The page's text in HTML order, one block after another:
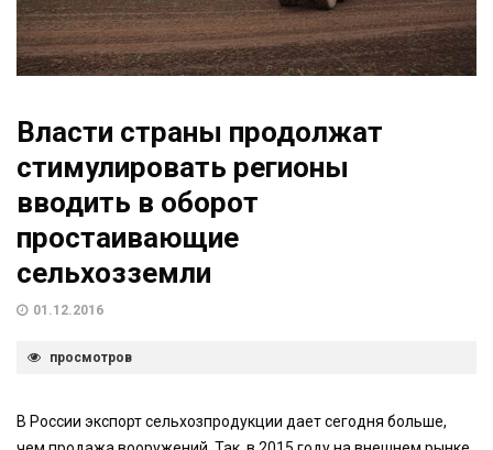
Власти страны продолжат
стимулировать регионы
вводить в оборот
простаивающие
сельхозземли
01.12.2016
просмотров
В России экспорт сельхозпродукции дает сегодня больше,